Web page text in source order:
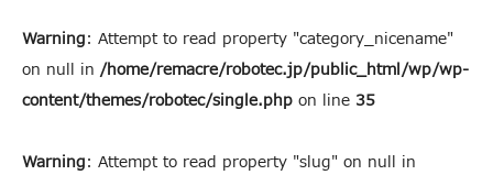
Warning: Attempt to read property "category_nicename"
on null in /home/remacre/robotec.jp/public_html/wp/wp-
content/themes/robotec/single.php on line 35
Warning: Attempt to read property "slug" on null in